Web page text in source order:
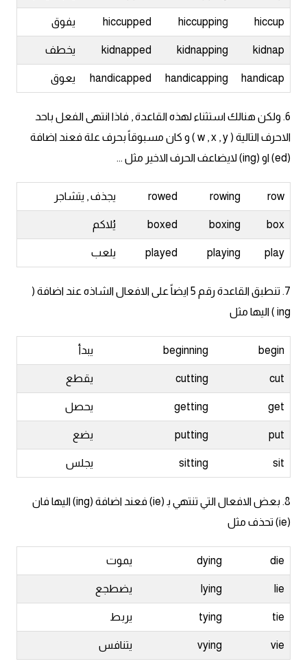
كلمات بحرف w
كلمات بحرف x
كلمات بحرف y
كلمات بحرف z
اغلق النافذة
hiccup
hiccupping
hiccupped يفوق
kidnap
kidnapping
kidnapped يخطف
handicap
handicapping
handicapped يعوق
6. ولكن هنالك استثناء لهذه القاعدة , فاذا انتهى الفعل باحد
الاحرف التالية ( w , x , y ) و كان مسبوقاً بحرف علة فعند اضافة
(ed) او (ing) لايضاعف الحرف الاخير مثل ...
row
rowing
rowed يجذف , يتشاجر
box
boxing
boxed يُلاكم
play
playing
played يلعب
7. تنطبق القاعدة رقم 5 ايضاً على الافعال الشاذه عند اضافة (
ing ) اليها مثل
begin
beginning يبدأ
cut
cutting يقطع
get
getting يحصل
put
putting يضع
sit
sitting يجلس
8. بعض الافعال التي تنتهي ﺑ (ie) فعند اضافة (ing) اليها فان
(ie) تحذف مثل
die
dying يموت
lie
lying يضطجع
tie
tying يربط
vie
vying يتنافس